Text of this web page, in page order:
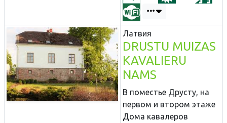
Латвия
DRUSTU MUIZAS
KAVALIERU
NAMS
В поместье Друсту, на
первом и втором этаже
Дома кавалеров